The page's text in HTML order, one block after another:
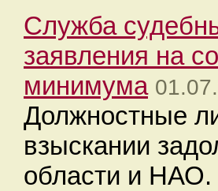
Служба
заявления на
минимума
Должностные
взыскании
области и НАО.